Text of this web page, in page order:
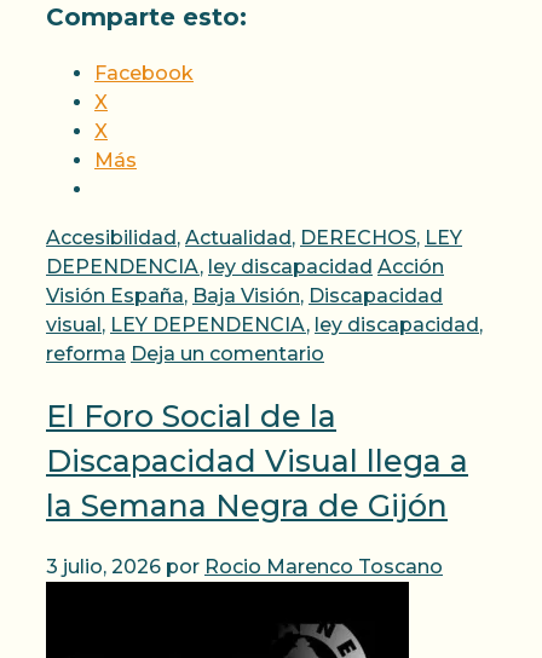
Comparte esto:
Facebook
X
X
Más
Categorías
Accesibilidad, Actualidad, DERECHOS, LEY
DEPENDENCIA, ley discapacidad Etiquetas
Acción
Visión España, Baja Visión, Discapacidad
visual, LEY DEPENDENCIA, ley discapacidad,
reforma Deja un comentario
El Foro Social de la
Discapacidad Visual llega a
la Semana Negra de Gijón
3 julio, 2026 por Rocio Marenco Toscano